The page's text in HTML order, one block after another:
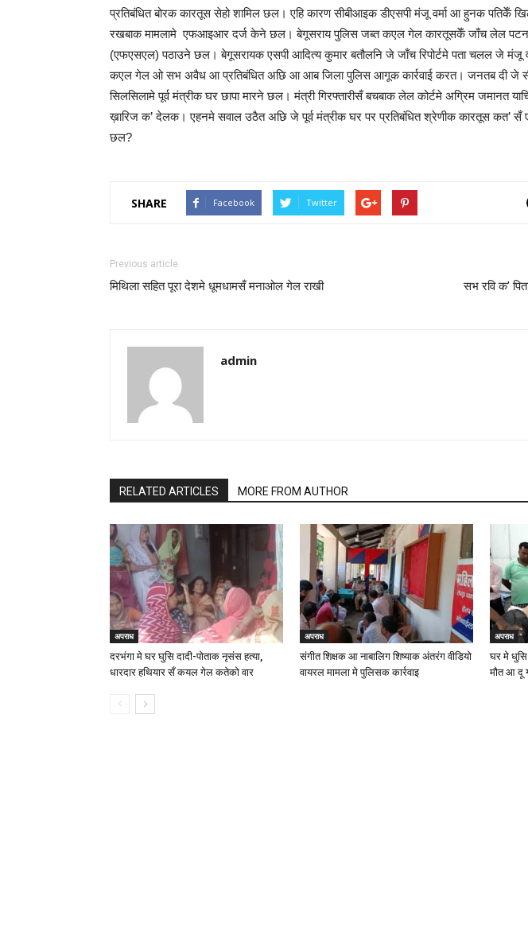
प्रतिबंधित बोरक कारतूस सेहो शामिल छल। एहि कारण सीबीआइक डीएसपी मंजू वर्मा आ हुनक पतिकेँ
रखबाक मामलामे एफआइआर दर्ज केने छल। बेगूसराय पुलिस जब्त कएल गेल कारतूसकेँ जाँच लेल पटना
(एफएसएल) पठाउने छल। बेगूसरायक एसपी आदित्य कुमार बतौलनि जे जाँच रिपोर्टमे पता चलल जे मंजू
कएल गेल ओ सभ अवैध आ प्रतिबंधित अछि आ आब जिला पुलिस आगूक कार्रवाई करत। जनतब दी जे
सिलसिलामे पूर्व मंत्रीक घर छापा मारने छल। मंत्री गिरफ्तारीसँ बचबाक लेल कोर्टमे अग्रिम जमानत
ख़ारिज क’ देलक। एहनमे सवाल उठैत अछि जे पूर्व मंत्रीक घर पर प्रतिबंधित श्रेणीक कारतूस कत’ सँ
छल?
SHARE Facebook Twitter
Previous article
मिथिला सहित पूरा देशमे धूमधामसँ मनाओल गेल राखी सभ रवि क’
admin
RELATED ARTICLES MORE FROM AUTHOR
अपराध
दरभंगा मे घर घुसि दादी-पोताक नृसंस हत्या,
धारदार हथियार सँ कयल गेल कतेको वार
अपराध
संगीत शिक्षक आ नाबालिग शिष्याक अंतरंग वीडियो
वायरल मामला मे पुलिसक कार्रवाइ
अपराध
घर मे धुसि
मौत आ दू